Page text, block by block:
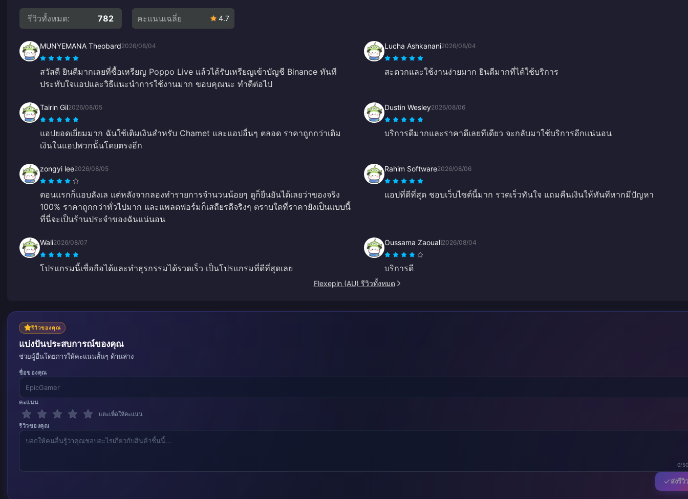
รีวิวทั้งหมด: 782 คะแนนเฉลี่ย 4.7
MUNYEMANA Theobard2026/08/04
สวัสดี ยินดีมากเลยที่ซื้อเหรียญ Poppo Live แล้วได้รับเหรียญเข้าบัญชี Binance ทันที
ประทับใจแอปและวิธีแนะนำการใช้งานมาก ขอบคุณนะ ทำดีต่อไป
Lucha Ashkanani2026/08/04
สะดวกและใช้งานง่ายมาก ยินดีมากที่ได้ใช้บริการ
Tairin Gil2026/08/05
แอปยอดเยี่ยมมาก ฉันใช้เติมเงินสำหรับ Chamet และแอปอื่นๆ ตลอด ราคาถูกกว่าเติม
เงินในแอปพวกนั้นโดยตรงอีก
Dustin Wesley2026/08/06
บริการดีมากและราคาดีเลยทีเดียว จะกลับมาใช้บริการอีกแน่นอน
zongyi lee2026/08/05
ตอนแรกก็แอบลังเล แต่หลังจากลองทำรายการจำนวนน้อยๆ ดูก็ยืนยันได้เลยว่าของจริง
100% ราคาถูกกว่าทั่วไปมาก และแพลตฟอร์มก็เสถียรดีจริงๆ ตราบใดที่ราคายังเป็นแบบนี้
ที่นี่จะเป็นร้านประจำของฉันแน่นอน
Rahim Software2026/08/06
แอปที่ดีที่สุด ชอบเว็บไซต์นี้มาก รวดเร็วทันใจ แถมคืนเงินให้ทันทีหากมีปัญหา
Wali2026/08/07
โปรแกรมนี้เชื่อถือได้และทำธุรกรรมได้รวดเร็ว เป็นโปรแกรมที่ดีที่สุดเลย
Oussama Zaouali2026/08/04
บริการดี
Flexepin (AU) รีวิวทั้งหมด
รีวิวของคุณ
แบ่งปันประสบการณ์ของคุณ
ช่วยผู้อื่นโดยการให้คะแนนสั้นๆ ด้านล่าง
ชื่อของคุณ
คะแนน
แตะเพื่อให้คะแนน
รีวิวของคุณ
0/
ส่งรีวิว